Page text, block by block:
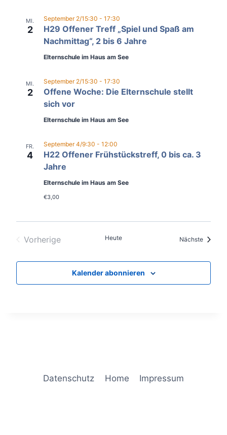
MI.
2
H29 Offener Treff „Spiel und Spaß am
Nachmittag“, 2 bis 6 Jahre
September 2/15:30 - 17:30
Elternschule im Haus am See
MI.
2
Offene Woche: Die Elternschule stellt
sich vor
September 2/15:30 - 17:30
Elternschule im Haus am See
FR.
4
H22 Offener Frühstückstreff, 0 bis ca. 3
Jahre
September 4/9:30 - 12:00
Elternschule im Haus am See
€3,00
Vorherige
Heute Nächste
Kalender abonnieren
Datenschutz Home Impressum